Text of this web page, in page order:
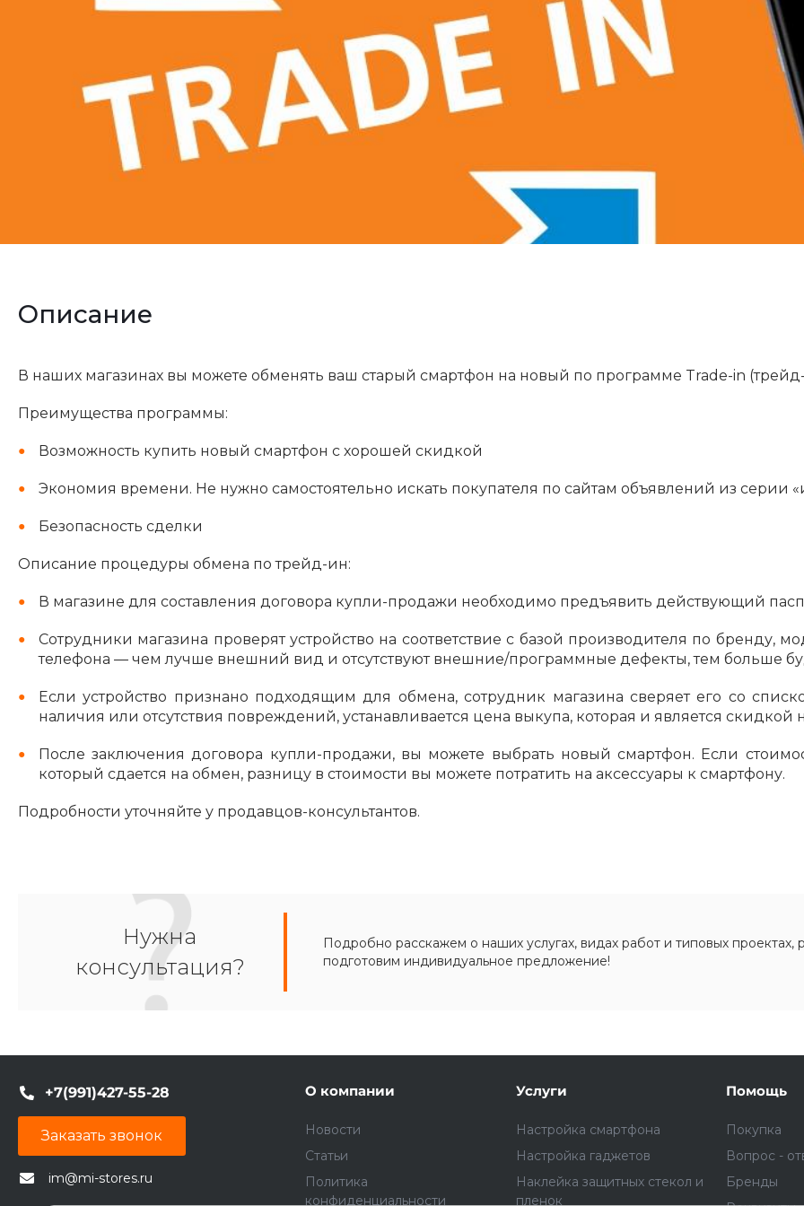
Сегодня
25%
Добавляйте товарыв корзину
Оплачивайте сегодня только
25
раз в 2
недели Остались вопросы?
plait.ru
Описание
В наших магазинах вы можете обменять ваш старый смартфон на новый по программе Trade-in
Преимущества программы:
Возможность купить новый смартфон с хорошей скидкой
Экономия времени. Не нужно самостоятельно искать покупателя по сайтам объявлений из серии
Безопасность сделки
Описание процедуры обмена по трейд-ин:
В магазине для составления договора купли-продажи необходимо предъявить действующий
Сотрудники магазина проверят устройство на соответствие с базой производителя по бренду,
телефона — чем лучше внешний вид и отсутствуют внешние/программные дефекты, тем больше
Если устройство признано подходящим для обмена, сотрудник магазина сверяет его со
наличия или отсутствия повреждений, устанавливается цена выкупа, которая и является скидкой
После заключения договора купли-продажи, вы можете выбрать новый смартфон. Если
который сдается на обмен, разницу в стоимости вы можете потратить на аксессуары к смартфону.
Подробности уточняйте у продавцов-консультантов.
Нужна
консультация?
Подробно расскажем о наших услугах, видах работ и типовых проектах,
подготовим индивидуальное предложение!
+7(991)427-55-28
Заказать звонок
im@mi-stores.ru
О компании
Новости
Статьи
Политика
конфиденциальности
Услуги
Настройка смартфона
Настройка гаджетов
Наклейка защитных стекол и
пленок
Помощь
Покупка
Вопрос -
Бренды